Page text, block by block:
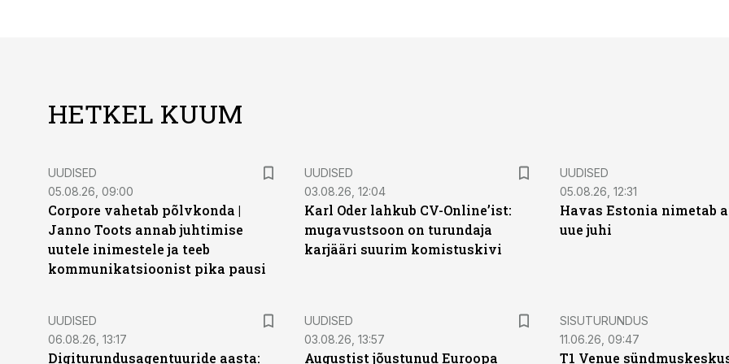
HETKEL KUUM
UUDISED
05.08.26, 09:00
Corpore vahetab põlvkonda |
Janno Toots annab juhtimise
uutele inimestele ja teeb
kommunikatsioonist pika pausi
UUDISED
03.08.26, 12:04
Karl Oder lahkub CV-Online’ist:
mugavustsoon on turundaja
karjääri suurim komistuskivi
UUDISED
05.08.26, 12:31
Havas Estonia nimetab
uue juhi
UUDISED
06.08.26, 13:17
Digiturundusagentuuride aasta:
UUDISED
03.08.26, 13:57
Augustist jõustunud Euroopa
ST
SISUTURUNDUS
11.06.26, 09:47
T1 Venue